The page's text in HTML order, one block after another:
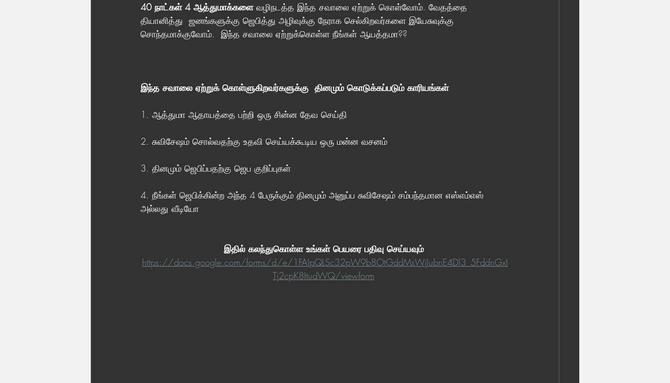
40 நாட்கள் 4 ஆத்துமாக்களை வழிநடத்த இந்த சவாலை ஏற்றுக் கொள்வோம். வேதத்தை
தியானித்து  ஜனங்களுக்கு ஜெபித்து அழிவுக்கு நேராக செல்கிறவர்களை இயேசுவுக்கு
சொந்தமாக்குவோம்.  இந்த சவாலை ஏற்றுக்கொள்ள நீங்கள் ஆயத்தமா??
இந்த சவாலை ஏற்றுக் கொள்ளுகிறவர்களுக்கு  தினமும் கொடுக்கப்படும் காரியங்கள்
1. ஆத்துமா ஆதாயத்தை பற்றி ஒரு சின்ன தேவ செய்தி
2. சுவிசேஷம் சொல்வதற்கு உதவி செய்யக்கூடிய ஒரு மன்ன வசனம்
3. தினமும் ஜெபிப்பதற்கு ஜெப குறிப்புகள்
4. நீங்கள் ஜெபிக்கின்ற அந்த 4 பேருக்கும் தினமும் அனுப்ப சுவிசேஷம் சம்பந்தமான எஸ்எம்எஸ்
அல்லது வீடியோ
இதில் கலந்துகொள்ள உங்கள் பெயரை பதிவு செய்யவும்
https://docs.google.com/forms/d/e/1FAIpQLSc32pW9b8OtGddMsWjlubnE4Dl3_5FddnGxI
Tj2cpK8ItudWQ/viewform